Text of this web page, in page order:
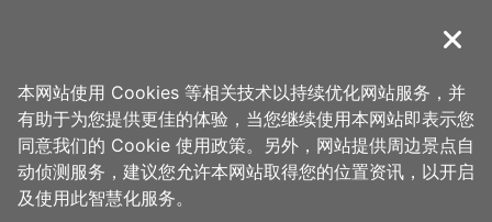
導覽
首页 > 想去的地方 > 美食、购物 > 宾帅活鱼湘菜餐厅
宾帅活鱼湘菜餐厅 周边
关闭
本网站使用 Cookies 等相关技术以持续优化网站服务，并
有助于为您提供更佳的体验，当您继续使用本网站即表示您
同意我们的 Cookie 使用政策。另外，网站提供周边景点自
动侦测服务，建议您允许本网站取得您的位置资讯，以开启
及使用此智慧化服务。